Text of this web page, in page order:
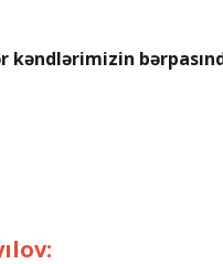
kəndlərimizin